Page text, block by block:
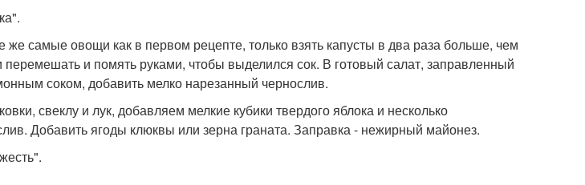
же самые овощи как в первом рецепте, только взять капусты в два раза больше, чем
и помять руками, чтобы выделился сок. В готовый салат, заправленный
соком, добавить мелко нарезанный чернослив.
свеклу и лук, добавляем мелкие кубики твердого яблока и несколько
Добавить ягоды клюквы или зерна граната. Заправка - нежирный майонез.